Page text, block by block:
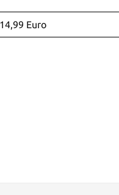
14,99 Euro